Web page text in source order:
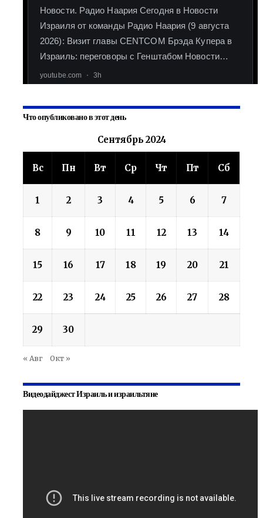
Что опубликовано в этот день
Сентябрь 2024
Вс Пн Вт Ср Чт Пт Сб
1 2 3 4 5 6 7
8 9 10 11 12 13 14
15 16 17 18 19 20 21
22 23 24 25 26 27 28
29 30
« Авг Окт »
Видеодайджест Израиль и израильтяне